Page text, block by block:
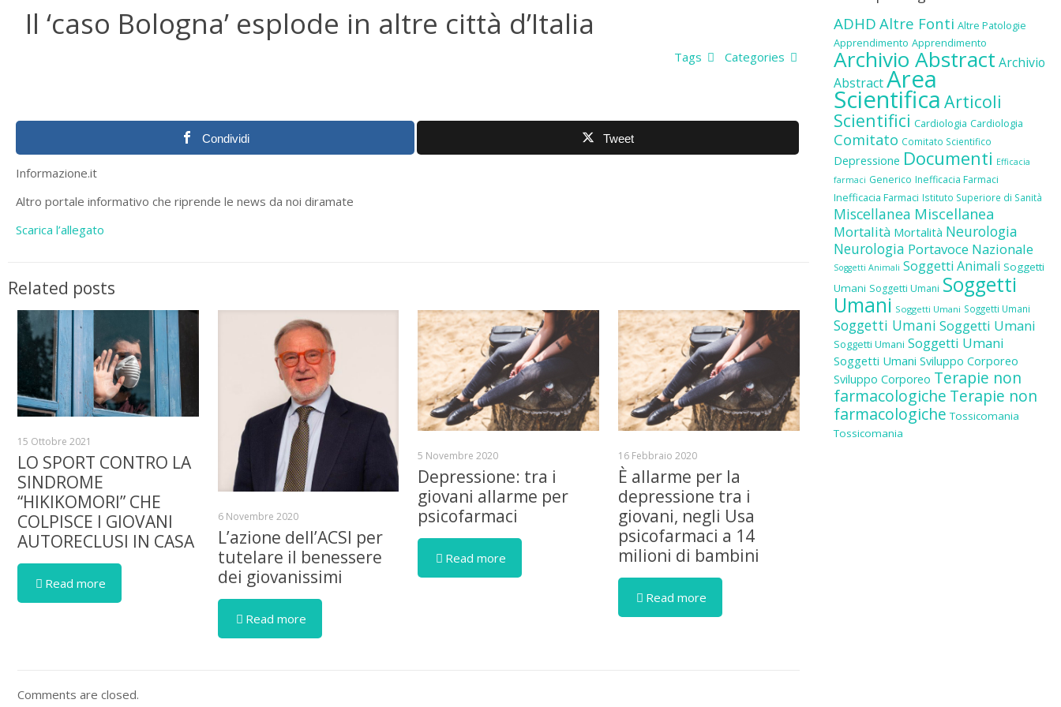
Il ‘caso Bologna’ esplode in altre città d’Italia
Categories
Tags
Condividi Tweet
Informazione.it
Altro portale informativo che riprende le news da noi diramate
Scarica l’allegato
Related posts
15 Ottobre 2021
LO SPORT CONTRO LA
SINDROME
“HIKIKOMORI” CHE
COLPISCE I GIOVANI
AUTORECLUSI IN CASA
Read more
6 Novembre 2020
L’azione dell’ACSI per
tutelare il benessere
dei giovanissimi
Read more
5 Novembre 2020
Depressione: tra i
giovani allarme per
psicofarmaci
Read more
16 Febbraio 2020
È allarme per la
depressione tra i
giovani, negli Usa
psicofarmaci a 14
milioni di bambini
Read more
Comments are closed.
ADHD Altre Fonti Altre Patologie
Apprendimento Apprendimento
Archivio Abstract Archivio
AbstractArea
Scientifica Articoli
Scientifici Cardiologia Cardiologia
Comitato Comitato Scientifico
Depressione Documenti Efficacia
farmaci Generico Inefficacia Farmaci
Inefficacia Farmaci Istituto Superiore di Sanità
Miscellanea Miscellanea
Mortalità Mortalità Neurologia
Neurologia Portavoce Nazionale
Soggetti Animali Soggetti Animali Soggetti
Umani Soggetti Umani Soggetti
Umani Soggetti Umani Soggetti Umani
Soggetti Umani Soggetti Umani
Soggetti Umani Soggetti Umani
Soggetti Umani Sviluppo Corporeo
Sviluppo Corporeo Terapie non
farmacologiche Terapie non
farmacologiche Tossicomania
Tossicomania